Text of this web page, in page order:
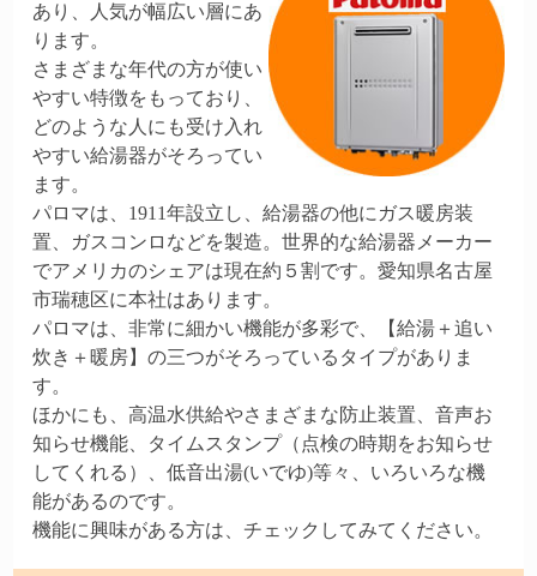
あり、人気が幅広い層にあ
ります。
さまざまな年代の方が使い
やすい特徴をもっており、
どのような人にも受け入れ
やすい給湯器がそろってい
ます。
パロマは、1911年設立し、給湯器の他にガス暖房装
置、ガスコンロなどを製造。世界的な給湯器メーカー
でアメリカのシェアは現在約５割です。愛知県名古屋
市瑞穂区に本社はあります。
パロマは、非常に細かい機能が多彩で、【給湯＋追い
炊き＋暖房】の三つがそろっているタイプがありま
す。
ほかにも、高温水供給やさまざまな防止装置、音声お
知らせ機能、タイムスタンプ（点検の時期をお知らせ
してくれる）、低音出湯(いでゆ)等々、いろいろな機
能があるのです。
機能に興味がある方は、チェックしてみてください。